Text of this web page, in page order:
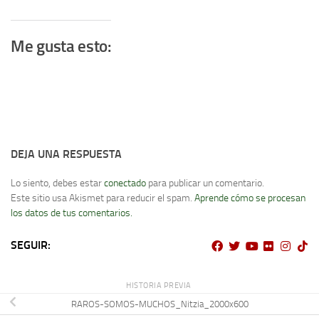
Me gusta esto:
DEJA UNA RESPUESTA
Lo siento, debes estarconectado para publicar un comentario.
Este sitio usa Akismet para reducir el spam. Aprende cómo se procesan
los datos de tus comentarios.
SEGUIR:
HISTORIA PREVIA
RAROS-SOMOS-MUCHOS_Nitzia_2000x600